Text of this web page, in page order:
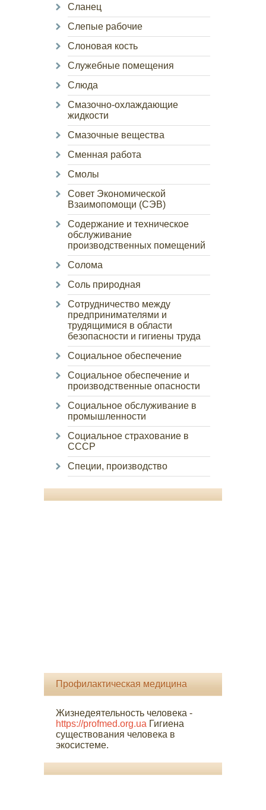
Сланец
Слепые рабочие
Слоновая кость
Служебные помещения
Слюда
Смазочно-охлаждающие
жидкости
Смазочные вещества
Сменная работа
Смолы
Совет Экономической
Взаимопомощи (СЭВ)
Содержание и техническое
обслуживание
производственных помещений
Солома
Соль природная
Сотрудничество между
предпринимателями и
трудящимися в области
безопасности и гигиены труда
Социальное обеспечение
Социальное обеспечение и
производственные опасности
Социальное обслуживание в
промышленности
Социальное страхование в
СССР
Специи, производство
Профилактическая медицина
Жизнедеятельность человека -
https://profmed.org.ua Гигиена
существования человека в
экосистеме.